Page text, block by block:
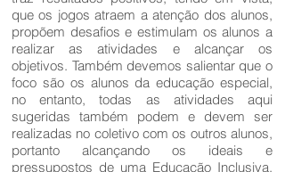
que os jogos atraem a atenção dos alunos,
propõem desafios e estimulam os alunos a
realizar as atividades e alcançar os
objetivos. Também devemos salientar que o
foco são os alunos da educação especial,
no entanto, todas as atividades aqui
sugeridas também podem e devem ser
realizadas no coletivo com os outros alunos,
portanto alcançando os ideais e
pressupostos de uma Educação Inclusiva,